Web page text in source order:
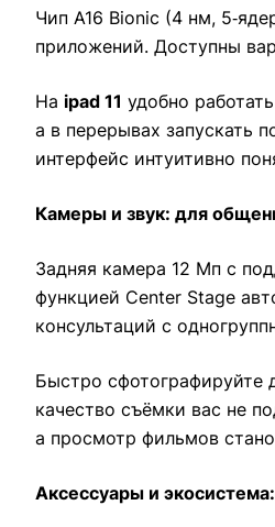
Чип A16 Bionic (4 нм,
приложений. Доступны
На ipad 11 удобно
а в перерывах запускать
интерфейс интуитивно
Камеры и звук: для
Задняя камера 12 Мп с
функцией Center Stage
консультаций с
Быстро сфотографируйте
качество съёмки вас не
а просмотр фильмов
Аксессуары и